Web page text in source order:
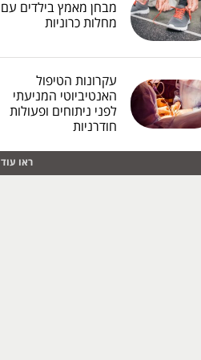
מבחן מאמץ בילדים עם
מחלות כרוניות
עקרונות הטיפול
האנטיביוטי המניעתי
לפני ניתוחים ופעולות
חודרניות
ראו עוד